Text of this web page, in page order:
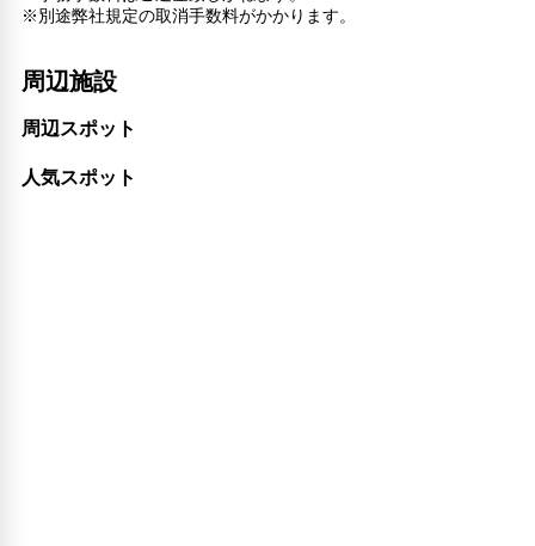
※別途弊社規定の取消手数料がかかります。
周辺施設
周辺スポット
人気スポット